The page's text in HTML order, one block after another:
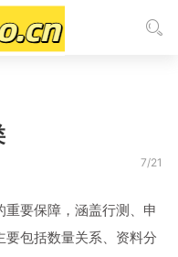
7/21
要保障，涵盖行测、申
包括数量关系、资料分